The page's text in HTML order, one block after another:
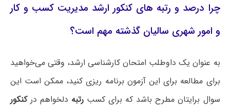
چرا درصد و رتبه های کنکور ارشد مدیریت کسب و کار
و امور شهری سالیان گذشته مهم است؟
به عنوان یک داوطلب امتحان کارشناسی ارشد، وقتی می‌خواهید
برای مطالعه برای این آزمون برنامه ریزی کنید، ممکن است این
سوال برایتان مطرح باشد که برای کسبرتبه دلخواهم درکنکور